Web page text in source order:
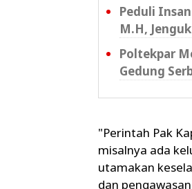
Peduli
M.H,
Poltekpar
Gedung
"Perintah Pak
misalnya ada
utamakan
dan